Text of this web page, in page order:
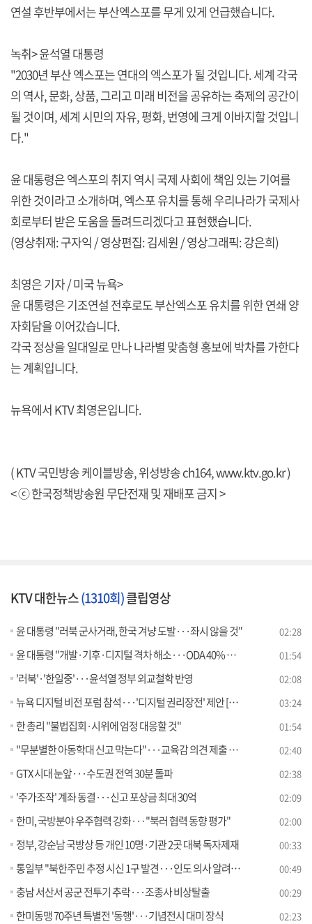
연설 후반부에서는 부산엑스포를 무게 있게 언급했습니다.
녹취> 윤석열 대통령
"2030년 부산 엑스포는 연대의 엑스포가 될 것입니다. 세계 각국
의 역사, 문화, 상품, 그리고 미래 비전을 공유하는 축제의 공간이
될 것이며, 세계 시민의 자유, 평화, 번영에 크게 이바지할 것입니
다."
윤 대통령은 엑스포의 취지 역시 국제 사회에 책임 있는 기여를
위한 것이라고 소개하며, 엑스포 유치를 통해 우리나라가 국제사
회로부터 받은 도움을 돌려드리겠다고 표현했습니다.
(영상취재: 구자익 / 영상편집: 김세원 / 영상그래픽: 강은희)
최영은 기자 / 미국 뉴욕>
윤 대통령은 기조연설 전후로도 부산엑스포 유치를 위한 연쇄 양
자회담을 이어갔습니다.
각국 정상을 일대일로 만나 나라별 맞춤형 홍보에 박차를 가한다
는 계획입니다.
뉴욕에서 KTV 최영은입니다.
( KTV 국민방송 케이블방송, 위성방송 ch164,www.ktv.go.kr)
< ⓒ 한국정책방송원 무단전재 및 재배포 금지 >
KTV 대한뉴스(1310회)클립영상
윤 대통령 "러북 군사거래, 한국 겨냥 도발···좌시 않을 것" 02:28
윤 대통령 "개발·기후·디지털 격차 해소···ODA 40% 확대" 01:54
'러북'·'한일중'···윤석열 정부 외교철학 반영 02:08
뉴욕 디지털 비전 포럼 참석···'디지털 권리장전' 제안 [뉴스의 맥] 03:24
한 총리 "불법집회·시위에 엄정 대응할 것" 01:54
"무분별한 아동학대 신고 막는다"···교육감 의견 제출 의무화 02:40
GTX 시대 눈앞···수도권 전역 30분 돌파 02:38
'주가조작' 계좌 동결···신고 포상금 최대 30억 02:09
한미, 국방분야 우주협력 강화···"북러 협력 동향 평가" 02:00
정부, 강순남 국방상 등 개인 10명·기관 2곳 대북 독자제재 00:33
통일부 "북한주민 추정 시신 1구 발견···인도 의사 알려달라" 00:49
충남 서산서 공군 전투기 추락···조종사 비상탈출 00:29
한미동맹 70주년 특별전 '동행'···기념전시 대미 장식 02:23